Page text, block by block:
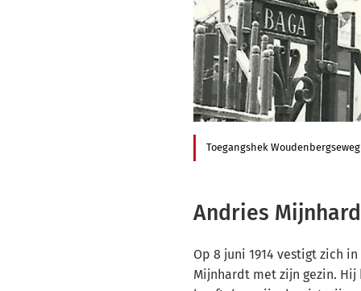
Toegangshek Woudenbergseweg
Andries
Op 8 juni 1914 vestigt zich
Mijnhardt met zijn gezin.